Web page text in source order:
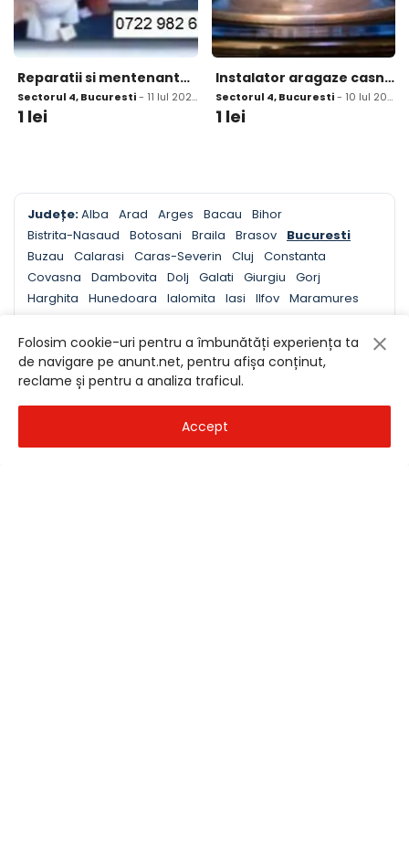
Reparatii si mentenanta instalatii tehnico - sanitare
Sectorul 4, Bucuresti- 11 Iul 2026
1 lei
Instalator aragaze casnice &amp; Electrocasnice
Sectorul 4, Bucuresti- 10 Iul 2026
1 lei
Județe:Alba Arad Arges Bacau
Bihor
Bistrita-Nasaud
Botosani Braila Brasov
Bucuresti
Buzau
Calarasi Caras-Severin Cluj
Constanta
Covasna
Dambovita Dolj Galati Giurgiu
Gorj
Harghita
Hunedoara Ialomita Iasi Ilfov Maramures
Satu Mare Sibiu Suceava Teleorman Timis Tulcea
Valcea
Vaslui
Vrancea
Localitati din Bucuresti
Folosim cookie-uri pentru a îmbunătăți experiența ta
de navigare pe anunt.net, pentru afișa conținut,
reclame și pentru a analiza traficul.
Accept